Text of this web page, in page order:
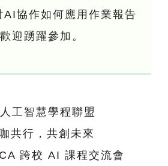
協作如何應用作業報告
迎踴躍參加。
工智慧學程聯盟
共行，共創未來
跨校 AI 課程交流會